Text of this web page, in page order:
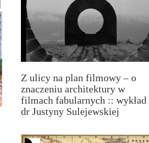
Z ulicy na plan filmowy – o
znaczeniu architektury w
filmach fabularnych :: wykład
dr Justyny Sulejewskiej